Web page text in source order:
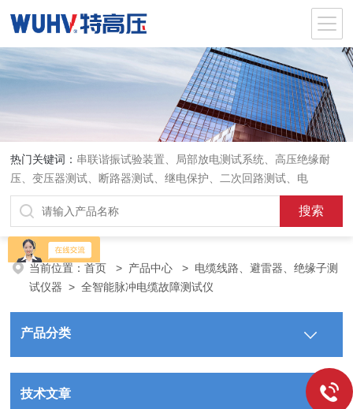
热门关键词： 串联谐振试验装置、局部放电测试系统、高压绝缘耐
压、变压器测试、断路器测试、继电保护、二次回路测试、电
当前位置：首页 > 产品中心 > 电缆线路、避雷器、绝缘子测
试仪器 >全智能脉冲电缆故障测试仪
产品分类
技术文章